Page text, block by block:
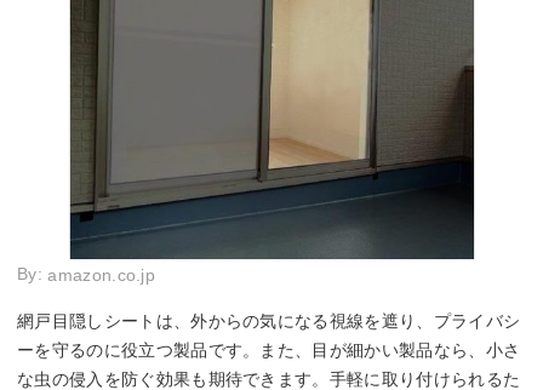
By:amazon.co.jp
網戸目隠しシートは、外からの気になる視線を遮り、プライバシ
ーを守るのに役立つ製品です。また、目が細かい製品なら、小さ
な虫の侵入を防ぐ効果も期待できます。手軽に取り付けられるた